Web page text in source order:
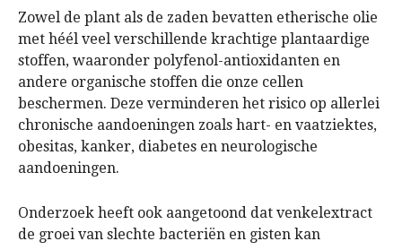
Zowel de plant als de zaden bevatten etherische olie
met héél veel verschillende krachtige plantaardige
stoffen, waaronder polyfenol-antioxidanten en
andere organische stoffen die onze cellen
beschermen. Deze verminderen het risico op allerlei
chronische aandoeningen zoals hart- en vaatziektes,
obesitas, kanker, diabetes en neurologische
aandoeningen.
Onderzoek heeft ook aangetoond dat venkelextract
de groei van slechte bacteriën en gisten kan